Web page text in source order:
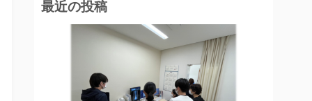
最近の投稿